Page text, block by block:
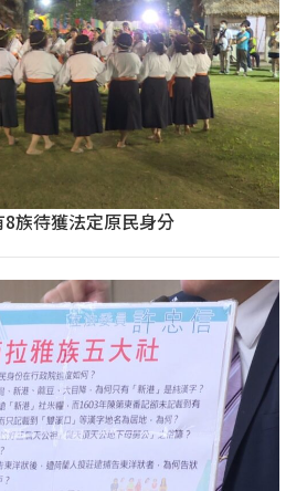
族待獲法定原民身分